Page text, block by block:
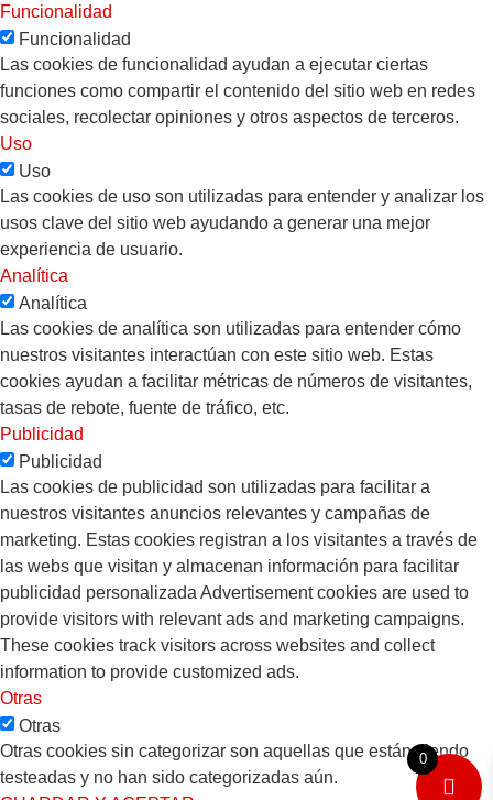
Funcionalidad
Funcionalidad
Las cookies de funcionalidad ayudan a ejecutar ciertas
funciones como compartir el contenido del sitio web en redes
sociales, recolectar opiniones y otros aspectos de terceros.
Uso
Uso
Las cookies de uso son utilizadas para entender y analizar los
usos clave del sitio web ayudando a generar una mejor
experiencia de usuario.
Analítica
Analítica
Las cookies de analítica son utilizadas para entender cómo
nuestros visitantes interactúan con este sitio web. Estas
cookies ayudan a facilitar métricas de números de visitantes,
tasas de rebote, fuente de tráfico, etc.
Publicidad
Publicidad
Las cookies de publicidad son utilizadas para facilitar a
nuestros visitantes anuncios relevantes y campañas de
marketing. Estas cookies registran a los visitantes a través de
las webs que visitan y almacenan información para facilitar
publicidad personalizada Advertisement cookies are used to
provide visitors with relevant ads and marketing campaigns.
These cookies track visitors across websites and collect
information to provide customized ads.
Otras
Otras
Otras cookies sin categorizar son aquellas que están siendo
testeadas y no han sido categorizadas aún.
0